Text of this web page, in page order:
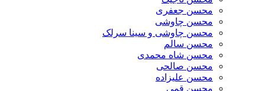
محسن جعفری
محسن چاوشی
محسن چاوشی و سینا سرلک
محسن سالم
محسن شاه محمدی
محسن صالحی
محسن علیزاده
محسن قمی